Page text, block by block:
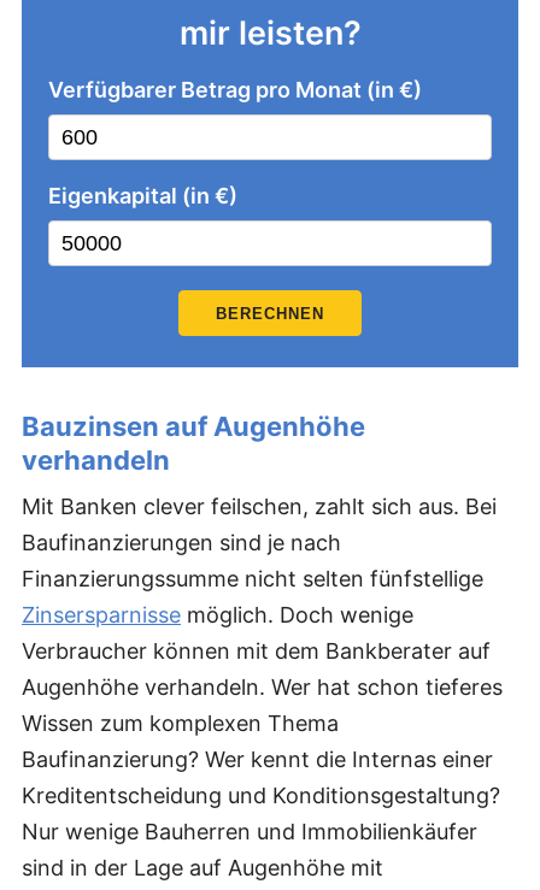
mir leisten?
Verfügbarer Betrag pro Monat (in €)
Eigenkapital (in €)
BERECHNEN
Bauzinsen auf Augenhöhe
verhandeln
Mit Banken clever feilschen, zahlt sich aus. Bei
Baufinanzierungen sind je nach
Finanzierungssumme nicht selten fünfstellige
Zinsersparnisse möglich. Doch wenige
Verbraucher können mit dem Bankberater auf
Augenhöhe verhandeln. Wer hat schon tieferes
Wissen zum komplexen Thema
Baufinanzierung? Wer kennt die Internas einer
Kreditentscheidung und Konditionsgestaltung?
Nur wenige Bauherren und Immobilienkäufer
sind in der Lage auf Augenhöhe mit